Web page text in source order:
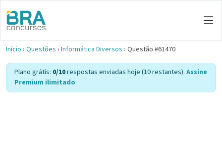
Início › Questões › Informática Diversos › Questão #61470
Plano grátis: 0/10respostas enviadas hoje (10 restantes). Assine
Premium ilimitado